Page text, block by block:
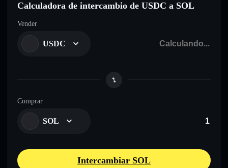
Calculadora de intercambio de USDC a SOL
Vender
USDC
Comprar
SOL
Intercambiar SOL